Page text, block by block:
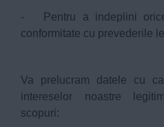
- Pentru a indeplini
conformitate cu prevederile
Va prelucram datele cu
intereselor noastre
scopuri: